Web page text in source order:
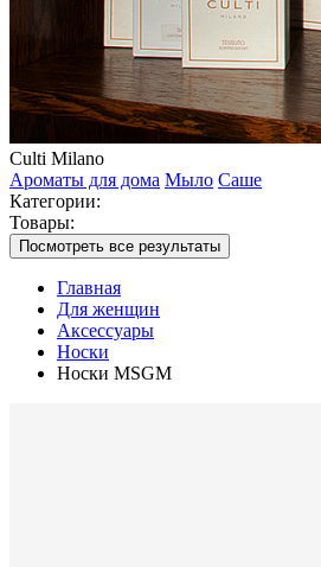
Culti Milano
Ароматы для дома Мыло Саше
Категории:
Товары:
Посмотреть все результаты
Главная
Для женщин
Аксессуары
Носки
Носки MSGM